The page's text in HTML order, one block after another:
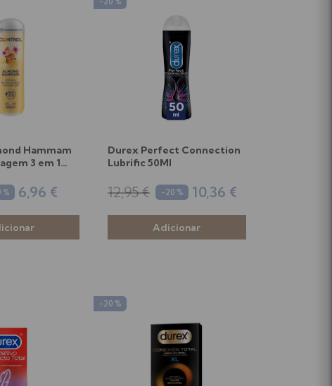
Hammam
3 em 1
% 6,96 €
Durex Perfect Connection
Lubrific 50Ml
12,95 € -20 % 10,36 €
-20 %